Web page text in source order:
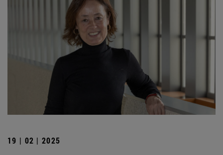
19 | 02 | 2025